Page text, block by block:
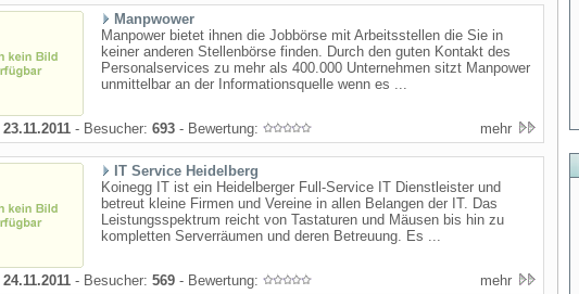
Manpwower
Manpower bietet ihnen die Jobbörse mit Arbeitsstellen die Sie in
keiner anderen Stellenbörse finden. Durch den guten Kontakt des
Personalservices zu mehr als 400.000 Unternehmen sitzt Manpower
unmittelbar an der Informationsquelle wenn es ...
23.11.2011 - Besucher: 693 - Bewertung: mehr
IT Service Heidelberg
Koinegg IT ist ein Heidelberger Full-Service IT Dienstleister und
betreut kleine Firmen und Vereine in allen Belangen der IT. Das
Leistungsspektrum reicht von Tastaturen und Mäusen bis hin zu
kompletten Serverräumen und deren Betreuung. Es ...
24.11.2011 - Besucher: 569 - Bewertung: mehr